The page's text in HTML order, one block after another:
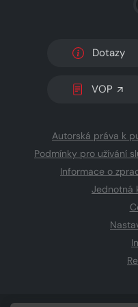
Dotazy
VOP
Autorská práva k
Podmínky pro užívání
Informace o
Jednotná